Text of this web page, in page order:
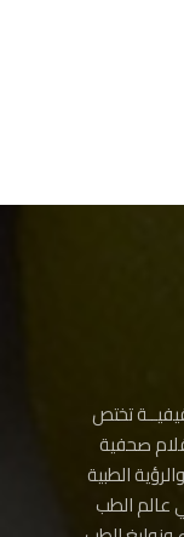
تختص
صحفية
الطبية
عالم الطب